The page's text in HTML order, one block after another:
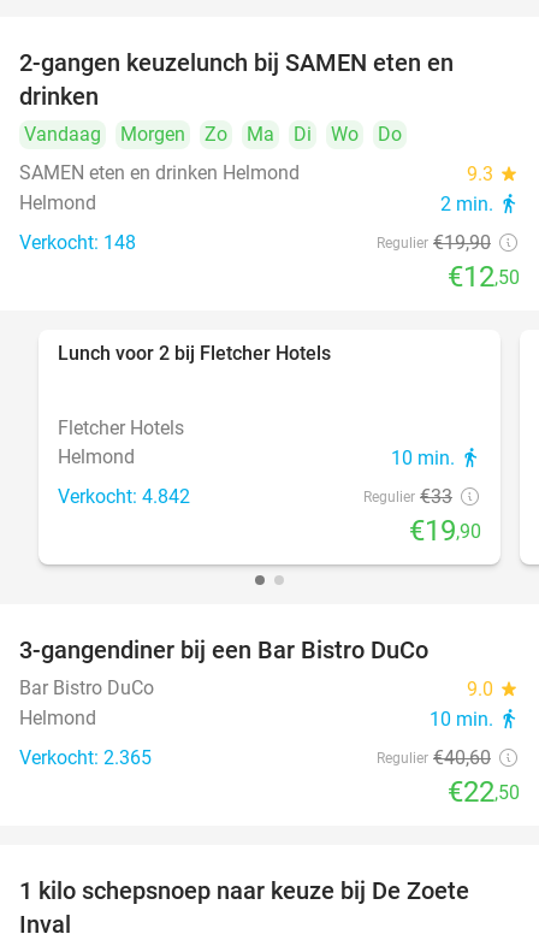
2-gangen keuzelunch bij SAMEN eten en
drinken
Vandaag Morgen Zo Ma Di Wo
Do
SAMEN eten en drinken Helmond
9.3 star
Helmond 2 min. directions_walk
Verkocht: 148 Regulier €19,90
€12,50
Lunch voor 2 bij Fletcher Hotels
Fletcher Hotels
Helmond
10 min. directions_walk
Verkocht: 4.842 Regulier €33
€19,90
3-gangendiner bij een Bar Bistro DuCo
Bar Bistro DuCo 9.0 star
Helmond 10 min. directions_walk
Verkocht: 2.365 Regulier €40,60
€22,50
32%
1 kilo schepsnoep naar keuze bij De Zoete
Inval